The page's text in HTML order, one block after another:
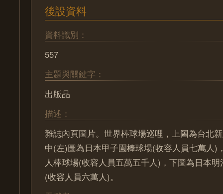
後設資料
資料識別：
557
主題與關鍵字：
出版品
描述：
雜誌內頁圖片。世界棒球場巡哩，上圖為台北
中(左)圖為日本甲子園棒球場(收容人員七萬人)
人棒球場(收容人員五萬五千人)，下圖為日本
(收容人員六萬人)。